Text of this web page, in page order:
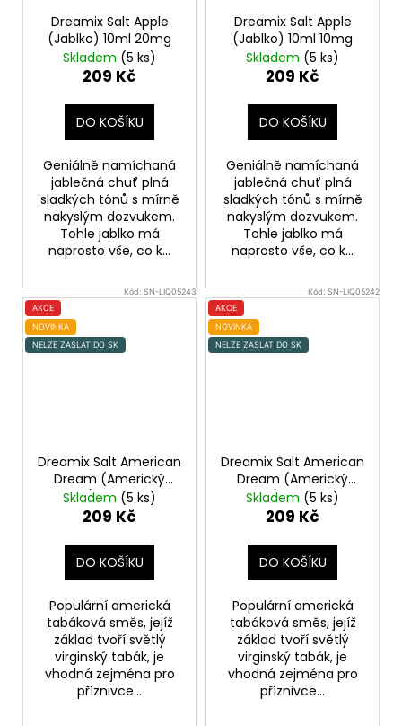
Dreamix Salt Apple
(Jablko) 10ml 20mg
Skladem (5 ks)
209 Kč
DO KOŠÍKU
Geniálně namíchaná
jablečná chuť plná
sladkých tónů s mírně
nakyslým dozvukem.
Tohle jablko má
naprosto vše, co k...
Dreamix Salt Apple
(Jablko) 10ml 10mg
Skladem (5 ks)
209 Kč
DO KOŠÍKU
Geniálně namíchaná
jablečná chuť plná
sladkých tónů s mírně
nakyslým dozvukem.
Tohle jablko má
naprosto vše, co k...
Kód:SN-LIQ05243
AKCE
NOVINKA
NELZE ZASLAT DO SK
Dreamix Salt American
Dream (Americký
tabák) 10ml 20mg
Skladem (5 ks)
209 Kč
DO KOŠÍKU
Populární americká
tabáková směs, jejíž
základ tvoří světlý
virginský tabák, je
vhodná zejména pro
příznivce...
Kód:SN-LIQ05242
AKCE
NOVINKA
NELZE ZASLAT DO SK
Dreamix Salt American
Dream (Americký
tabák) 10ml 10mg
Skladem (5 ks)
209 Kč
DO KOŠÍKU
Populární americká
tabáková směs, jejíž
základ tvoří světlý
virginský tabák, je
vhodná zejména pro
příznivce...